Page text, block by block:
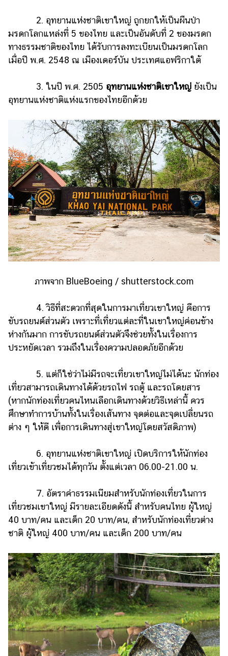
การ
ตกแต่ง
มือ
ทอง
ราคา
น้ำมัน
วา
ไร
ตี้
แต่งงาน
แม่
และ
เด็ก
Infographic
บริการ
แอปฯ
คอร์ส
ออนไลน์
เรียน
เลข
ออนไลน์
ติดต่อ
โฆษณา
ปัญหา
ร่วม
งาน
กับ
2. อุทยานแห่งชาติเขาใหญ่ ถูกยกให้เป็นผืนป่า
มรดกโลกแหล่งที่ 5 ของไทย และเป็นอันดับที่ 2 ของมรดก
ทางธรรมชาติของไทย ได้รับการลงทะเบียนเป็นมรดกโลก
เมื่อปี พ.ศ. 2548 ณ เมืองเดอร์บัน ประเทศแอฟริกาใต้
3. ในปี พ.ศ. 2505 อุทยานแห่งชาติเขาใหญ่ ยังเป็น
อุทยานแห่งชาติแห่งแรกของไทยอีกด้วย
ภาพจาก BlueBoeing / shutterstock.com
4. วิธีที่สะดวกที่สุดในการมาเที่ยวเขาใหญ่ คือการ
ขับรถยนต์ส่วนตัว เพราะที่เที่ยวแต่ละที่ในเขาใหญ่ค่อนข้าง
ห่างกันมาก การขับรถยนต์ส่วนตัวจึงช่วยทั้งในเรื่องการ
ประหยัดเวลา รวมถึงในเรื่องความปลอดภัยอีกด้วย
5. แต่ก็ใช่ว่าไม่มีรถจะเที่ยวเขาใหญ่ไม่ได้นะ นักท่อง
เที่ยวสามารถเดินทางได้ด้วยรถไฟ รถตู้ และรถโดยสาร
(หากนักท่องเที่ยวคนไหนเลือกเดินทางด้วยวิธีเหล่านี้ ควร
ศึกษาทำการบ้านทั้งในเรื่องเส้นทาง จุดต่อและจุดเปลี่ยนรถ
ต่าง ๆ ให้ดี เพื่อการเดินทางสู่เขาใหญ่โดยสวัสดิภาพ)
6. อุทยานแห่งชาติเขาใหญ่ เปิดบริการให้นักท่อง
เที่ยวเข้าเที่ยวชมได้ทุกวัน ตั้งแต่เวลา 06.00-21.00 น.
7. อัตราค่าธรรมเนียมสำหรับนักท่องเที่ยวในการ
เที่ยวชมเขาใหญ่ มีรายละเอียดดังนี้ สำหรับคนไทย ผู้ใหญ่
40 บาท/คน และเด็ก 20 บาท/คน, สำหรับนักท่องเที่ยวต่าง
ชาติ ผู้ใหญ่ 400 บาท/คน และเด็ก 200 บาท/คน